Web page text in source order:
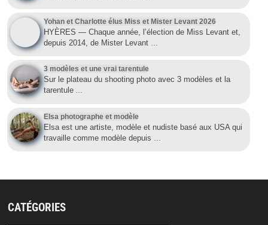
Yohan et Charlotte élus Miss et Mister Levant 2026
HYÈRES — Chaque année, l’élection de Miss Levant et,
depuis 2014, de Mister Levant
3 modèles et une vrai tarentule
Sur le plateau du shooting photo avec 3 modèles et la
tarentule …
Elsa photographe et modèle
Elsa est une artiste, modèle et nudiste basé aux USA qui
travaille comme modèle depuis …
CATÉGORIES